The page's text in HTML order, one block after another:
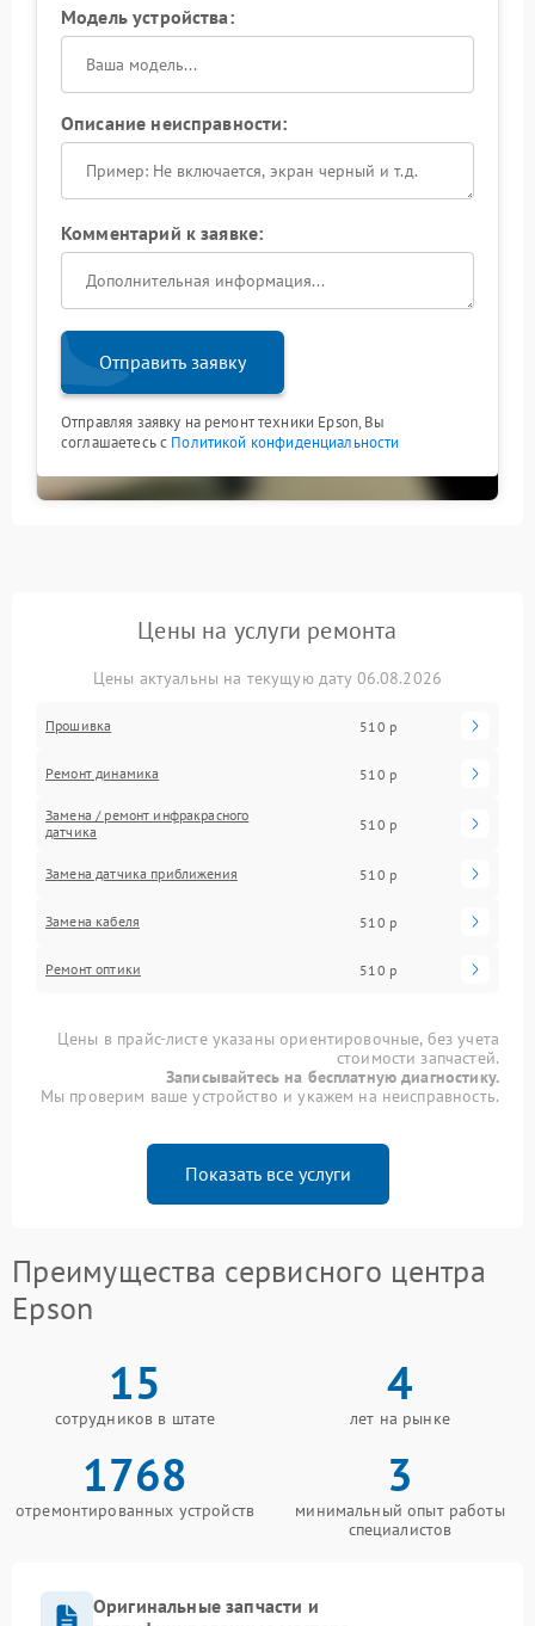
Модель устройства:
Описание неисправности:
Комментарий к заявке:
Отправить заявку
Отправляя заявку на ремонт техники Epson, Вы
соглашаетесь с Политикой конфиденциальности
Цены на услуги ремонта
Цены актуальны на текущую дату 06.08.2026
Прошивка 510 р
Ремонт динамика 510 р
Замена / ремонт инфракрасного
датчика
510 р
Замена датчика приближения 510 р
Замена кабеля 510 р
Ремонт оптики 510 р
Цены в прайс-листе указаны ориентировочные, без учета
стоимости запчастей.
Записывайтесь на бесплатную диагностику.
Мы проверим ваше устройство и укажем на неисправность.
Показать все услуги
Преимущества сервисного центра
Epson
15
сотрудников в штате
4
лет на рынке
1768
отремонтированных устройств
3
минимальный опыт работы
специалистов
Оригинальные запчасти и